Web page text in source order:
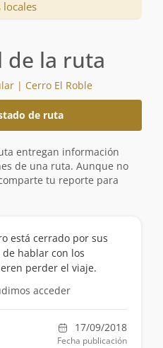
locales
de la ruta
| Cerro El Roble
de ruta
entregan información
de una ruta. Aunque no
tu reporte para
está cerrado por sus
de hablar con los
perder el viaje.
acceder
17/09/2018
Fecha publicación